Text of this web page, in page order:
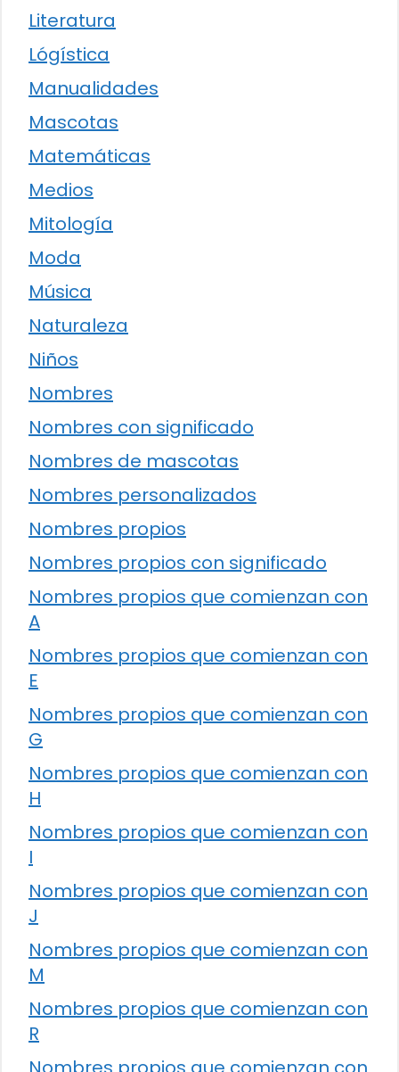
Literatura
Lógística
Manualidades
Mascotas
Matemáticas
Medios
Mitología
Moda
Música
Naturaleza
Niños
Nombres
Nombres con significado
Nombres de mascotas
Nombres personalizados
Nombres propios
Nombres propios con significado
Nombres propios que comienzan con
A
Nombres propios que comienzan con
E
Nombres propios que comienzan con
G
Nombres propios que comienzan con
H
Nombres propios que comienzan con
I
Nombres propios que comienzan con
J
Nombres propios que comienzan con
M
Nombres propios que comienzan con
R